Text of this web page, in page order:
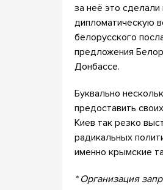
за неё это
дипломатическую
белорусского
предложения
Донбассе.
Буквально
предоставить
Киев так резко
радикальных
именно крымские
* Организация